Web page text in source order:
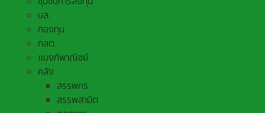
บล.
กองทุน
กลต.
แบงก์พาณิชย์
คลัง
สรรพกร
สรรพสามิต